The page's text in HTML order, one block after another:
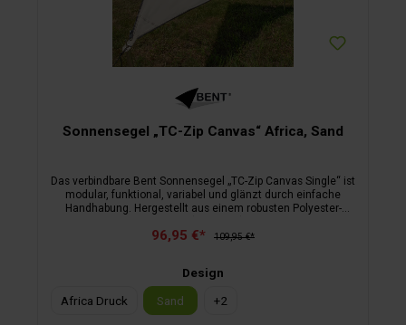
Sonnensegel „TC-Zip Canvas“ Africa, Sand
Das verbindbare Bent Sonnensegel „TC-Zip Canvas Single“ ist
modular, funktional, variabel und glänzt durch einfache
Handhabung. Hergestellt aus einem robusten Polyester-
Baumwollfäden im Gewebe. Das TC-Zip Canvas zeichnet
drei Seiten mit hochwertigen Reißverschlüssen
ausgestattet.Aufstellstangen bitte separat
bestellen.Lieferumfang: Sonnensegel, 3 Abspannleinen inkl.
Beutel, Tragetasche mit Kordelzug.
96,95 €* 109,95 €*
Design
Africa Druck
Sand +2